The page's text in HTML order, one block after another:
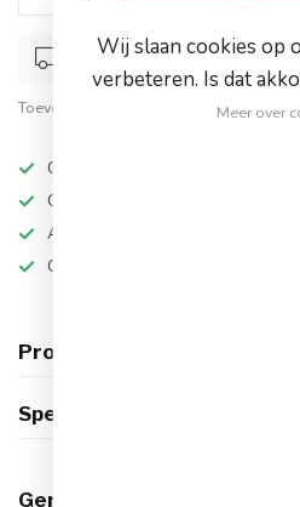
Op werkdagen voor 17.00
Toevoegen om te vergelijken Deel
Op werkdagen besteld, dezelfde
Grote keuze in topmerken
Altijd hoge kortingen
Gratis verzending vanaf €94,95!
Productomschrijving
Specificaties
Gerelateerde producten
Wij slaan cookies op
verbeteren. Is dat
Meer over